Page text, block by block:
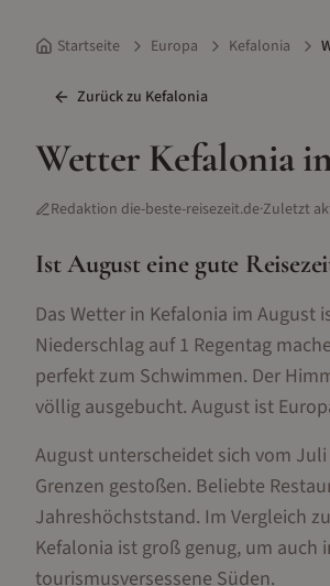
Startseite Europa Kefalonia
Zurück zu Kefalonia
Wetter Kefalonia
Redaktion die-beste-reisezeit.de·Zuletzt
IstAugusteine gute
Das Wetter in Kefalonia im August
Niederschlag auf 1 Regentag
perfekt zum Schwimmen. Der
völlig ausgebucht. August ist
August unterscheidet sich vom
Grenzen gestoßen. Beliebte
Jahreshöchststand. Im Vergleich
Kefalonia ist groß genug, um
tourismusversessene Süden.